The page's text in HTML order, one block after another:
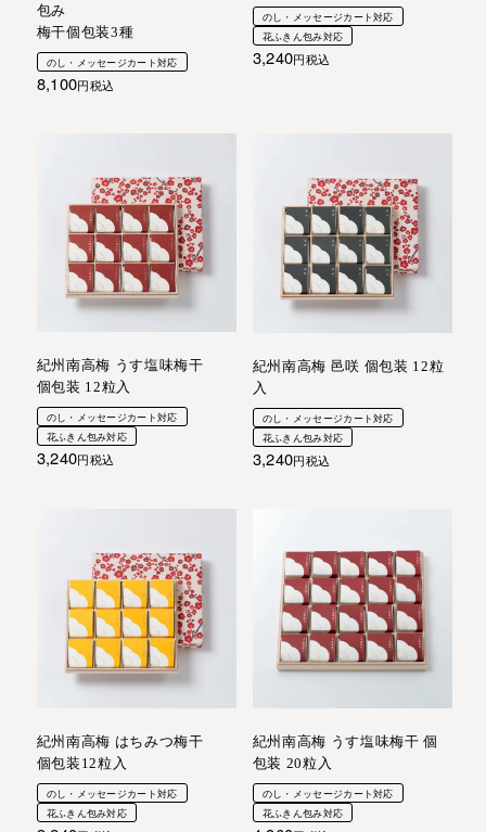
包み
梅干個包装3種
のし・メッセージカート対応
8,100 税込
のし・メッセージカート対応
花ふきん包み対応
3,240 税込
紀州南高梅 うす塩味梅干
個包装 12粒入
のし・メッセージカート対応
花ふきん包み対応
3,240 税込
紀州南高梅 邑咲 個包装 12粒
入
のし・メッセージカート対応
花ふきん包み対応
3,240 税込
紀州南高梅 はちみつ梅干
個包装12粒入
のし・メッセージカート対応
花ふきん包み対応
紀州南高梅 うす塩味梅干 個
包装 20粒入
のし・メッセージカート対応
花ふきん包み対応